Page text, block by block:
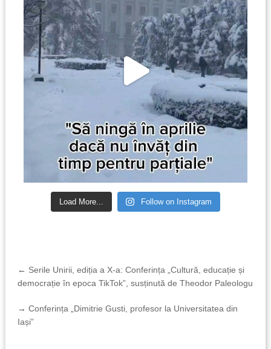
Load More... Follow on Instagram
← Serile Unirii, ediția a X-a: Conferința „Cultură, educație și
democrație în epoca TikTok”, susținută de Theodor Paleologu
→ Conferința „Dimitrie Gusti, profesor la Universitatea din
Iași”